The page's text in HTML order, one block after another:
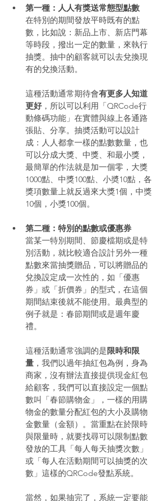
第一種：人人有獎送常態型點數
在特別的期間發放平時既有的點
數，比如說：新品上市、新店門幕
等時段，撥出一定的數量，來執行
抽獎。抽中的顧客就可以去兌換現
有的兌換活動。
這種活動通常期待會有更多人知道
更好，所以可以利用「QRCode行
動條碼功能」在實體與線上各通路
張貼、分享。抽奬活動可以設計
成：人人都拿一樣的點數數量，也
可以分成大獎、中獎、和最小獎，
最簡單的作法就是加一個零，大獎
1000點、中獎100點、小奬10點，各
獎項數量上就反過來大獎1個，中獎
10個，小獎100個。
第二種：特別的點數或優惠券
當某一特別期間、節慶檔期或是特
別活動，就比較適合設計另外一種
點數來當抽獎贈品，可以將贈品的
兌換設定成一次性的，如「優惠
券」或「折價券」的型式，在這個
期間結束後就不能使用。最典型的
例子就是：春節期間或是週年慶
禮。
這種活動通常強調的是限時和限
量 ，我們以過年抽紅包為例，身為
商家，沒有辦法直接提供現金紅包
給顧客，我們可以直接設定一個點
數叫「春節購物金」，一樣的用購
物金的數量分配紅包的大小及購物
金數量（金額）。當重點在於限時
與限量時，就要找尋可以限制點數
發放的工具「每人每天抽獎次數」
或「每人在活動期間可以抽獎的次
數」這樣的QRCode發點系統。
當然，如果抽完了，系統一定要能